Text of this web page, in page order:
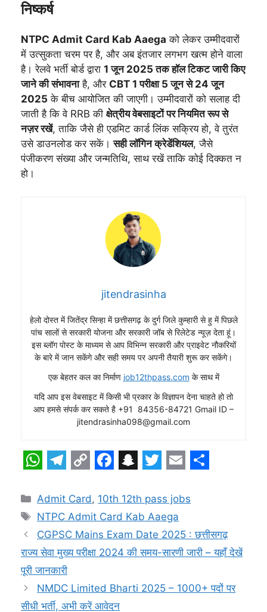
निष्कर्ष
NTPC Admit Card Kab Aaega को लेकर उम्मीदवारों
में उत्सुकता चरम पर है, और अब इंतजार लगभग खत्म होने वाला
है। रेलवे भर्ती बोर्ड द्वारा 1 जून 2025 तक हॉल टिकट जारी किए
जाने की संभावनाहै, और CBT 1 परीक्षा 5 जून से 24 जून
2025 के बीच आयोजित की जाएगी। उम्मीदवारों को सलाह दी
जाती है कि वे RRB की क्षेत्रीय वेबसाइटों पर नियमित रूप से
नज़र रखें, ताकि जैसे ही एडमिट कार्ड लिंक सक्रिय हो, वे तुरंत
उसे डाउनलोड कर सकें।सही लॉगिन क्रेडेंशियल, जैसे
पंजीकरण संख्या और जन्मतिथि, साथ रखें ताकि कोई दिक्कत न
हो।
jitendrasinha
हेलो दोस्त में जितेंद्र सिन्हा में छत्तीसगढ़ के दुर्ग जिले कुम्हारी से हु में पिछले
पांच सालों से सरकारी योजना और सरकारी जॉब से रिलेटेड न्यूज़ देता हूं।
इस ब्लॉग पोस्ट के माध्यम से आप विभिन्न सरकारी और प्राइवेट नौकरियों
के बारे में जान सकेंगे और सही समय पर अपनी तैयारी शुरू कर सकेंगे।
एक बेहतर कल का निर्माण job12thpass.com के साथ में
यदि आप इस वेबसाइट में किसी भी प्रकार के विज्ञापन देना चाहते हो तो
आप हमसे संपर्क कर सकते है +91 84356-84721 Gmail ID –
jitendrasinha098@gmail.com
h
a
t
s
A
p
e
l
e
g
r
a
o
p
y
L
n
a
c
e
b
o
n
a
p
c
a
w
i
t
t
r
m
a
i
l
h
r
e
Categories
Admit Card , 10th 12th pass jobs
Tags
NTPC Admit Card Kab Aaega
CGPSC Mains Exam Date 2025 : छत्तीसगढ़
राज्य सेवा मुख्य परीक्षा 2024 की समय-सारणी जारी – यहाँ देखें
पूरी जानकारी
NMDC Limited Bharti 2025 – 1000+ पदों पर
सीधी भर्ती, अभी करें आवेदन